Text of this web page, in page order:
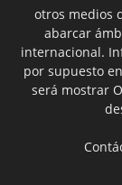
otros medios
abarcar
internacional.
por supuesto
será mostrar